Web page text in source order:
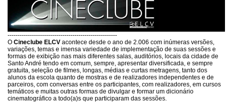
------------------------------------------------------
O Cineclube ELCV acontece desde o ano de 2.006 com inúmeras versões,
variações, temas e imensa variedade de implementação de suas sessões e
formas de exibição nas mais diferentes salas, auditórios, locais da cidade de
Santo André tendo em comum, sempre, apresentar diversificada, e sempre
gratuita, seleção de filmes, longas, médias e curtas metragens, tanto dos
alunos da escola quanto de mostras e de realizadores independentes e de
parceiros, com conversas entre os participantes, com realizadores, em cursos
temáticos e muitas outras formas de divulgar e formar um dicionário
cinematográfico a todo(a)s que participaram das sessões.